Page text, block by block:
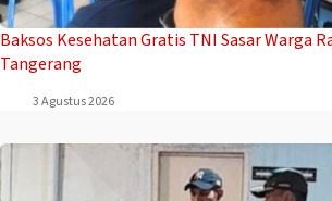
Baksos Kesehatan Gratis TNI Sasar Warga
Tangerang
3 Agustus 2026